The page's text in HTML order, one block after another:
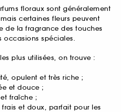
floraux sont généralement
certaines fleurs peuvent
de la fragrance des touches
occasions spéciales.
plus utilisées, on trouve :
opulent et très riche ;
et douce ;
fraîche ;
et doux, parfait pour les